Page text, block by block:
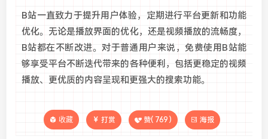
B站一直致力于提升用户体验，定期进行平台更新和功能
优化。无论是播放界面的优化，还是视频播放的流畅度，
B站都在不断改进。对于普通用户来说，免费使用B站能
够享受平台不断迭代带来的各种便利，包括更稳定的视频
播放、更优质的内容呈现和更强大的搜索功能。
收藏 打赏 赞( 769 ) 海报